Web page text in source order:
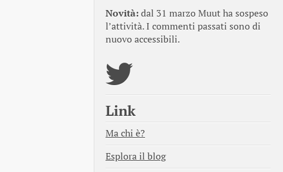
Novità:dal 31 marzo Muut ha sospeso
l’attività. I commenti passati sono di
nuovo accessibili.
Link
Ma chi è?
Esplora il blog